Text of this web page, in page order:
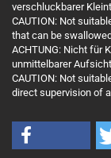
verschluckbarer
CAUTION: Not
that can be
ACHTUNG: Nicht für
unmittelbarer
CAUTION: Not
direct supervision of